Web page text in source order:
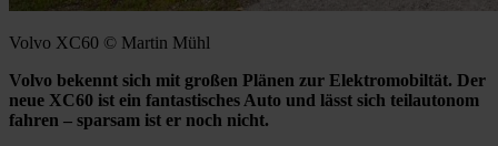
Volvo XC60 © Martin Mühl
Volvo bekennt sich mit großen Plänen zur Elektromobiltät. Der
neue XC60 ist ein fantastisches Auto und lässt sich teilautonom
fahren – sparsam ist er noch nicht.